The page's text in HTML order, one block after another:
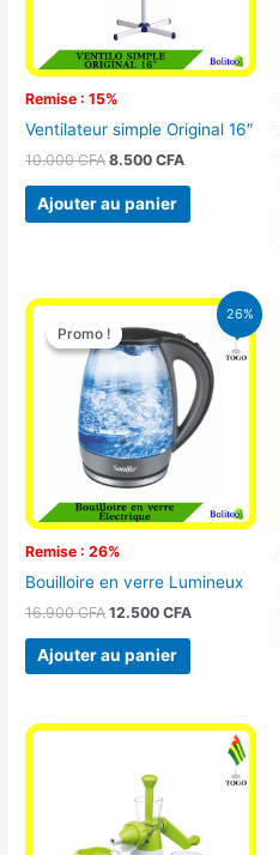
Remise : 15%
Ventilateur simple Original 16″
10.000CFA 8.500CFA
Ajouter au panier
26%
Promo !
Remise : 26%
Promo !
Bouilloire en verre Lumineux
16.900CFA
Le
prix
initial
16.900 CFA.
12.500CFA
Le
prix
actuel
est :
12.500 CFA.
Ajouter au panier